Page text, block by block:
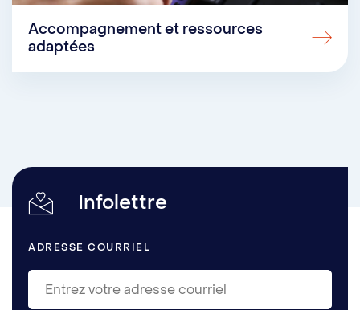
Accompagnement et ressources
adaptées
Infolettre
ADRESSE COURRIEL